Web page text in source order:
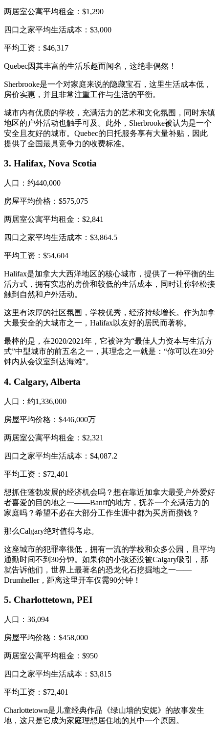
两居室公寓平均租金：$1,290
四口之家平均生活成本：$3,000
平均工资：$46,317
Quebec因其丰富的生活乐趣而闻名，这绝非偶然！
Sherbrooke是一个对家庭来说的隐藏宝石，这里生活成本低，
房价实惠，并且非常注重工作与生活的平衡。
城市内有优质的学校，充满活力的艺术和文化氛围，同时东镇
地区的户外活动也触手可及。此外，Sherbrooke被认为是一个
安全且友好的城市。Quebec的日托服务享有大量补贴，因此
提供了全国最具竞争力的收费标准。
3. Halifax, Nova Scotia
人口：约440,000
房屋平均价格：$575,075
两居室公寓平均租金：$2,841
四口之家平均生活成本：$3,864.5
平均工资：$54,604
Halifax是加拿大大西洋地区的核心城市，提供了一种平衡的生
活方式，拥有实惠的房价和较低的生活成本，同时让你轻松接
触到自然和户外活动。
这里有浓厚的社区氛围，学校优秀，经济持续增长。作为加拿
大最安全的大城市之一，Halifax以友好的居民而著称。
最棒的是，在2020/2021年，它被评为“最佳人力资本与生活方
式”中型城市的前五名之一，其理念之一就是：“你可以在30分
钟内从会议室到达海滩”。
4. Calgary, Alberta
人口：约1,336,000
房屋平均价格：$446,000万
两居室公寓平均租金：$2,321
四口之家平均生活成本：$4,087.2
平均工资：$72,401
想抓住蓬勃发展的经济机会吗？想在靠近加拿大最受户外爱好
者喜爱的目的地之一——Banff的地方，抚养一个充满活力的
家庭吗？希望不必在大部分工作生涯中都为买房而攒钱？
那么Calgary绝对值得考虑。
这座城市的犯罪率很低，拥有一流的学校和众多公园，且平均
通勤时间不到30分钟。如果你的小孩还没被Calgary吸引，那
就告诉他们，世界上最著名的恐龙化石挖掘地之一——
Drumheller，距离这里开车仅需90分钟！
5. Charlottetown, PEI
人口：36,094
房屋平均价格：$458,000
两居室公寓平均租金：$950
四口之家平均生活成本：$3,815
平均工资：$72,401
Charlottetown是儿童经典作品《绿山墙的安妮》的故事发生
地，这只是它成为家庭理想居住地的其中一个原因。